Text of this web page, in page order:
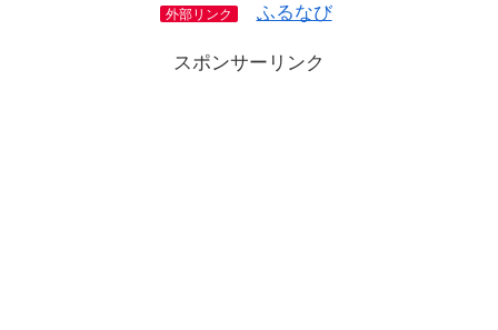
外部リンク ふるなび
スポンサーリンク